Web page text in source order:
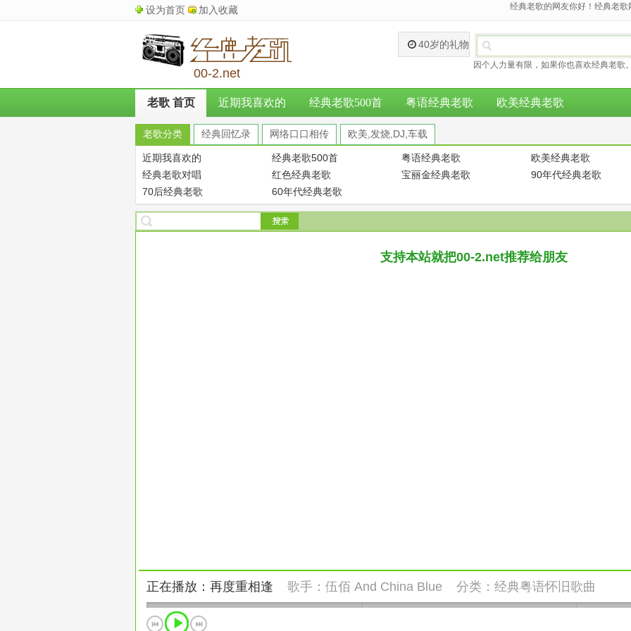
设为首页 加入收藏 经典老歌的网友你好！经典老
00-2.net
40岁的礼物
因个人力量有限，如果你也喜欢经典老歌
老歌 首页 近期我喜欢的 经典老歌500首 粤语经典老歌 欧美经典老歌
老歌分类 经典回忆录 网络口口相传 欧美,发烧,DJ,车载
近期我喜欢的 经典老歌500首 粤语经典老歌 欧美经典老歌
经典老歌对唱
红色经典老歌 宝丽金经典老歌 90年代经典老歌
70后经典老歌
60年代经典老歌
支持本站就把00-2.net推荐给朋友
正在播放：再度重相逢 歌手： 伍佰 And China Blue 分类： 经典粤语怀旧歌曲